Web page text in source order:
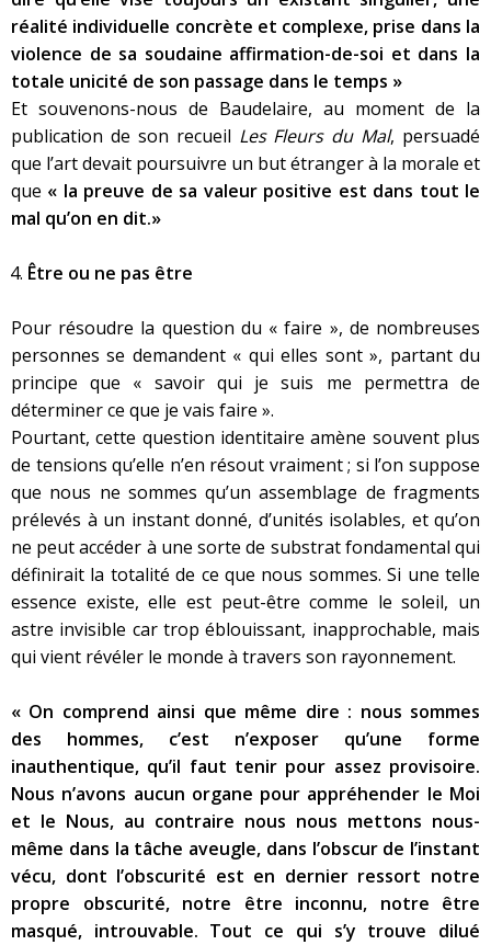
réalité individuelle concrète et complexe, prise dans la
violence de sa soudaine affirmation-de-soi et dans la
totale unicité de son passage dans le temps »
Et souvenons-nous de Baudelaire, au moment de la
publication de son recueil Les Fleurs du Mal, persuadé
que l’art devait poursuivre un but étranger à la morale et
que « la preuve de sa valeur positive est dans tout le
mal qu’on en dit.»
Être ou ne pas être
Pour résoudre la question du « faire », de nombreuses
personnes se demandent « qui elles sont », partant du
principe que « savoir qui je suis me permettra de
déterminer ce que je vais faire ».
Pourtant, cette question identitaire amène souvent plus
de tensions qu’elle n’en résout vraiment ; si l’on suppose
que nous ne sommes qu’un assemblage de fragments
prélevés à un instant donné, d’unités isolables, et qu’on
ne peut accéder à une sorte de substrat fondamental qui
définirait la totalité de ce que nous sommes. Si une telle
essence existe, elle est peut-être comme le soleil, un
astre invisible car trop éblouissant, inapprochable, mais
qui vient révéler le monde à travers son rayonnement.
« On comprend ainsi que même dire : nous sommes
des hommes, c’est n’exposer qu’une forme
inauthentique, qu’il faut tenir pour assez provisoire.
Nous n’avons aucun organe pour appréhender le Moi
et le Nous, au contraire nous nous mettons nous-
même dans la tâche aveugle, dans l’obscur de l’instant
vécu, dont l’obscurité est en dernier ressort notre
propre obscurité, notre être inconnu, notre être
masqué, introuvable. Tout ce qui s’y trouve dilué